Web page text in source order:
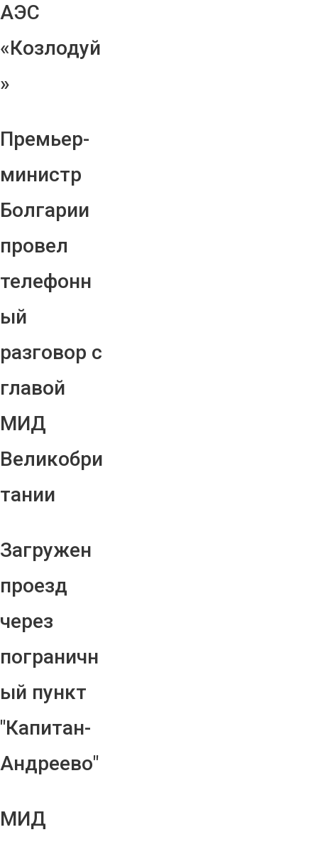
АЭС
«Козлодуй
»
Премьер-
министр
Болгарии
провел
телефонн
ый
разговор с
главой
МИД
Великобри
тании
Загружен
проезд
через
пограничн
ый пункт
"Капитан-
Андреево"
МИД